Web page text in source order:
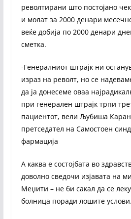
револтирани што постојано
и молат за 2000 денари
веќе добија по 2000 денари
сметка.
-Генералниот штрајк ни
израз на револт, но се
да ја донесеме оваа
при генерален штрајк трпи
пациентот, вели Љубиша
претседател на Самостоен
фармација
А каква е состојбата во
доволно сведочи изјавата на
Меџити – не би сакал да се
болница поради лошите услови.